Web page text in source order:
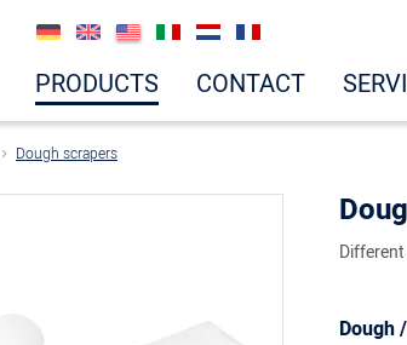
PRODUCTS CONTACT
Dough scrapers
Dough